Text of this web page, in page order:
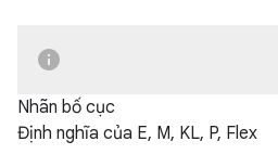
Nhãn bố cục
Định nghĩa của E, M, KL, P, Flex